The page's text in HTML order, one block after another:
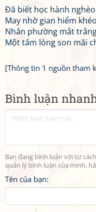
Bình luận
Bạn đang bình luận với tư
quản lý bình luận của mình,
Tên của bạn:
Đã biết học hành
May nhờ gian hiểm
Nhắn phường mắt
Một tấm lòng son mãi
[Thông tin 1 nguồn tham